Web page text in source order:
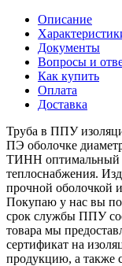
Описание
Документы
Вопросы и
Как купить
Оплата
Доставка
Труба в ППУ
ПЭ оболочке
ТИНН оптимальный
теплоснабжения.
прочной оболочкой
Покупаю у нас вы
срок службы ППУ
товара мы
сертификат на
продукцию, а также